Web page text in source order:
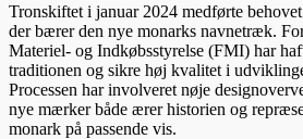
Tronskiftet i januar 2024 medførte
der bærer den nye monarks navnetræk.
Materiel- og Indkøbsstyrelse (FMI) har
traditionen og sikre høj kvalitet i
Processen har involveret nøje
nye mærker både ærer historien og
monark på passende vis.